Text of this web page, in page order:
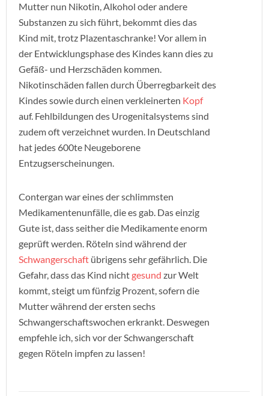
Mutter nun Nikotin, Alkohol oder andere
Substanzen zu sich führt, bekommt dies das
Kind mit, trotz Plazentaschranke! Vor allem in
der Entwicklungsphase des Kindes kann dies zu
Gefäß- und Herzschäden kommen.
Nikotinschäden fallen durch Überregbarkeit des
Kindes sowie durch einen verkleinerten Kopf
auf. Fehlbildungen des Urogenitalsystems sind
zudem oft verzeichnet wurden. In Deutschland
hat jedes 600te Neugeborene
Entzugserscheinungen.
Contergan war eines der schlimmsten
Medikamentenunfälle, die es gab. Das einzig
Gute ist, dass seither die Medikamente enorm
geprüft werden. Röteln sind während der
Schwangerschaft übrigens sehr gefährlich. Die
Gefahr, dass das Kind nicht gesund zur Welt
kommt, steigt um fünfzig Prozent, sofern die
Mutter während der ersten sechs
Schwangerschaftswochen erkrankt. Deswegen
empfehle ich, sich vor der Schwangerschaft
gegen Röteln impfen zu lassen!